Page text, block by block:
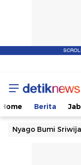
Home Berita
Nyago Bumi